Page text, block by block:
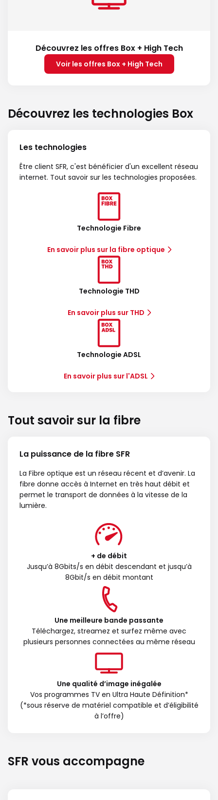
Découvrez les offres Box + High Tech
Voir les offres Box + High Tech
Découvrez les technologies Box
Les technologies
Être client SFR, c'est bénéficier d'un excellent réseau
internet. Tout savoir sur les technologies proposées.
Technologie Fibre
En savoir plus sur la fibre optique
Technologie THD
En savoir plus sur THD
Technologie ADSL
En savoir plus sur l'ADSL
Tout savoir sur la fibre
La puissance de la fibre SFR
La Fibre optique est un réseau récent et d’avenir. La
fibre donne accès à Internet en très haut débit et
permet le transport de données à la vitesse de la
lumière.
+ de débit
Jusqu’à 8Gbits/s en débit descendant et jusqu’à
8Gbit/s en débit montant
Une meilleure bande passante
Téléchargez, streamez et surfez même avec
plusieurs personnes connectées au même réseau
Une qualité d’image inégalée
Vos programmes TV en Ultra Haute Définition*
(*sous réserve de matériel compatible et d’éligibilité
à l’offre)
SFR vous accompagne